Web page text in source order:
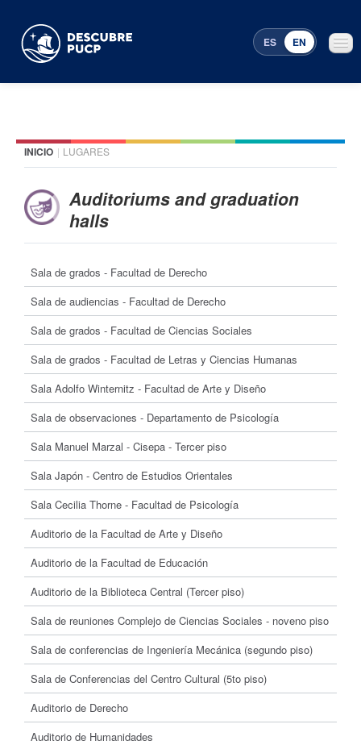
ES EN
Places
Featured events
Menu Programming
INICIO | LUGARES
Auditoriums and graduation
halls
Sala de grados - Facultad de Derecho
Sala de audiencias - Facultad de Derecho
Sala de grados - Facultad de Ciencias Sociales
Sala de grados - Facultad de Letras y Ciencias Humanas
Sala Adolfo Winternitz - Facultad de Arte y Diseño
Sala de observaciones - Departamento de Psicología
Sala Manuel Marzal - Cisepa - Tercer piso
Sala Japón - Centro de Estudios Orientales
Sala Cecilia Thorne - Facultad de Psicología
Auditorio de la Facultad de Arte y Diseño
Auditorio de la Facultad de Educación
Auditorio de la Biblioteca Central (Tercer piso)
Sala de reuniones Complejo de Ciencias Sociales - noveno piso
Sala de conferencias de Ingeniería Mecánica (segundo piso)
Sala de Conferencias del Centro Cultural (5to piso)
Auditorio de Derecho
Auditorio de Humanidades